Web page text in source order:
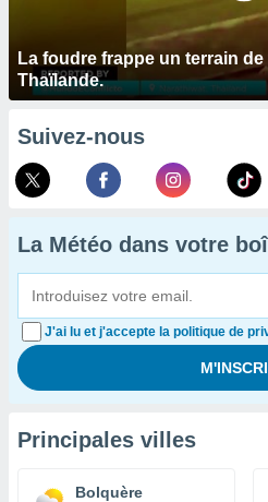
La foudre frappe un terrain
Thaïlande.
Suivez-nous
La Météo dans votre
J'ai lu et j'accepte la politique de
Principales villes
Bolquère